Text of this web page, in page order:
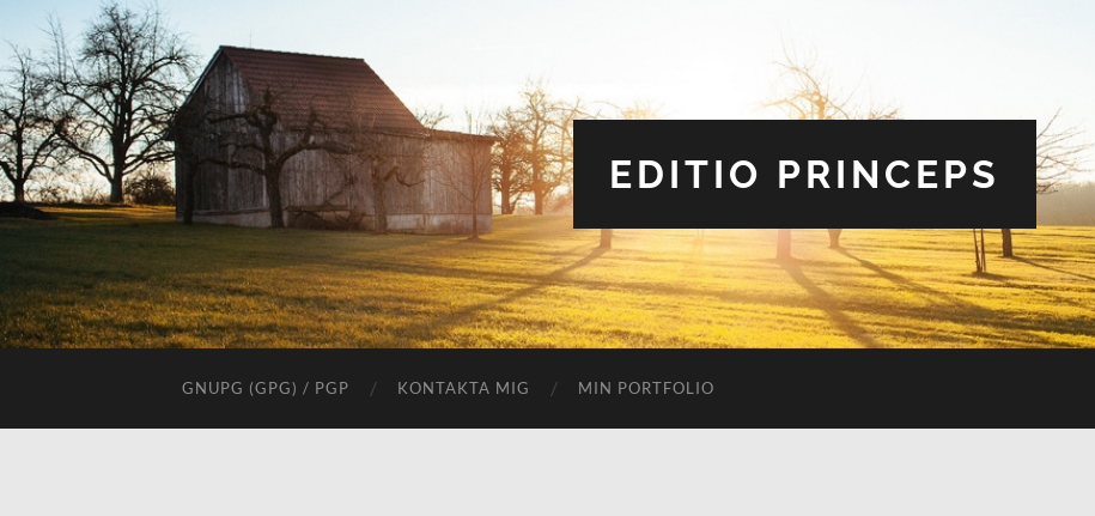
EDITIO PRINCEPS
GNUPG (GPG) / PGP KONTAKTA MIG MIN PORTFOLIO